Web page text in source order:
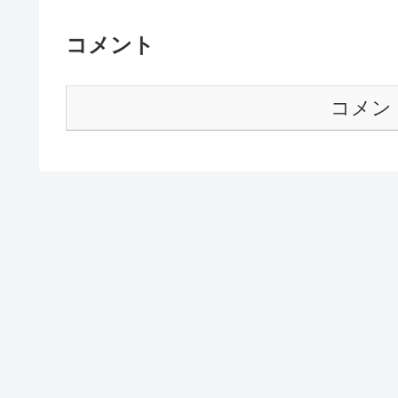
コメント
コメン